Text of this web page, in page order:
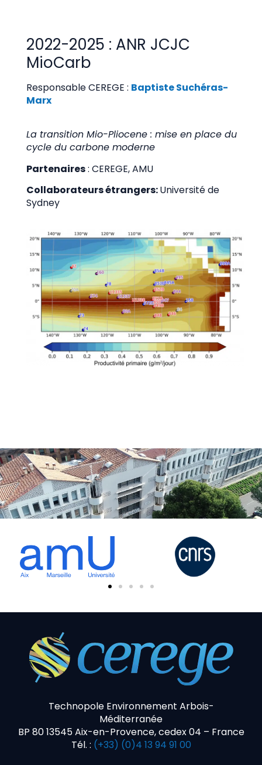
2022-2025 : ANR JCJC
MioCarb
Responsable CEREGE : Baptiste Suchéras-
Marx
La transition Mio-Pliocene : mise en place du
cycle du carbone moderne
Partenaires: CEREGE, AMU
Collaborateurs étrangers:Université de
Sydney
Technopole Environnement Arbois-
Méditerranée
BP 80 13545 Aix-en-Provence, cedex 04 – France
Tél. : (+33) (0)4 13 94 91 00